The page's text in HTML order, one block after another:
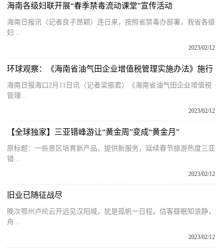
海南各级妇联开展“春季禁毒流动课堂”宣传活动
海南日报讯（记者良子昂颖）连日来，按照省禁毒办部署，我省各级
妇...
2023/02/12
环球观察：《海南省油气田企业增值税管理实施办法》施行
海南日报海口2月11日讯（记者梁振君）《海南省油气田企业增值税
管理...
2023/02/12
【全球独家】三亚错峰游让“黄金周”变成“黄金月”
原标题：一些景区培育新产品、提供新服务，延续春节旅游热度三亚
错...
2023/02/12
旧业已随征战尽
晚次鄂州卢纶云开远见汉阳城，犹是孤帆一日程。估客昼眠知浪静，
舟...
2023/02/12